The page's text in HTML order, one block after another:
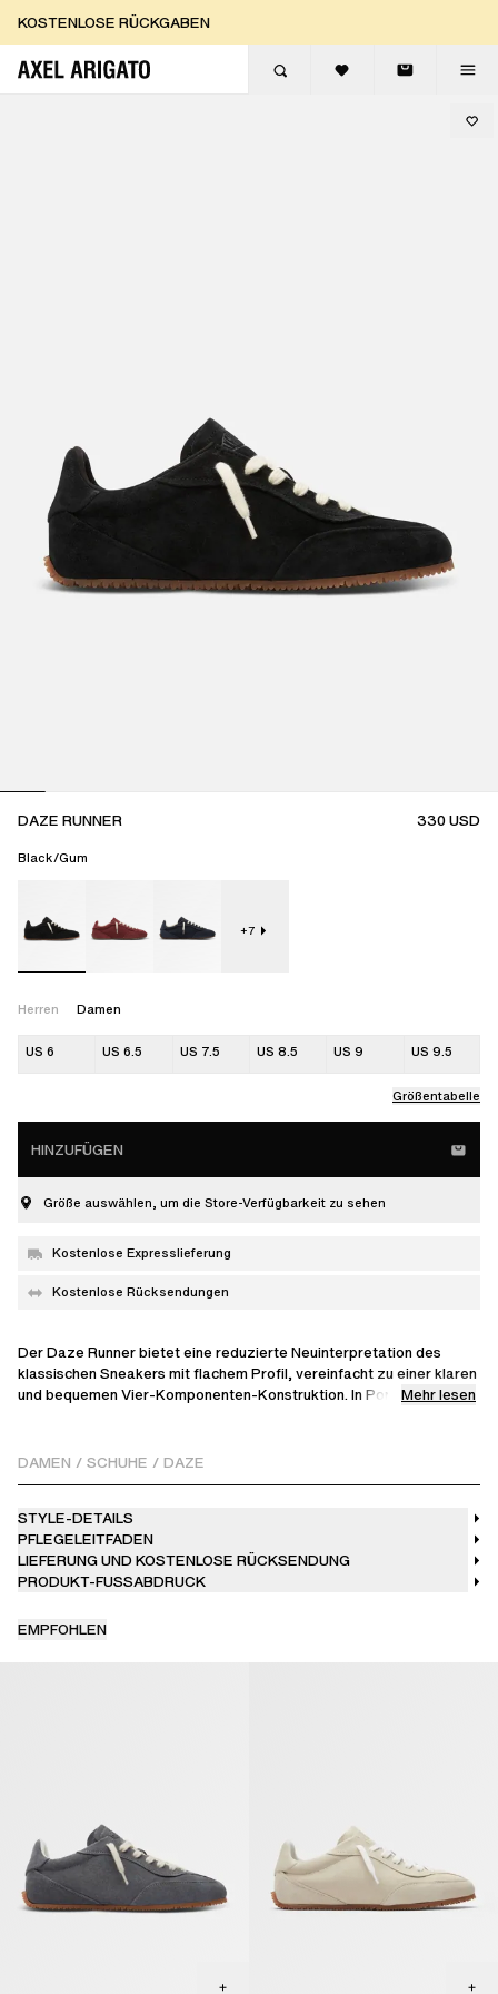
Zum Inhalt springen
KOSTENLOSE RÜCKGABEN
KOSTENLOSE EXPRESSLIEFERUNG
DAZE RUNNER 330USD
Black/Gum
+7
Herren Damen
US 6 US 6.5 US 7.5 US 8.5 US 9 US 9.5
Größentabelle
HINZUFÜGEN
Größe auswählen, um die Store-Verfügbarkeit zu sehen
Kostenlose Expresslieferung
Kostenlose Rücksendungen
Der Daze Runner bietet eine reduzierte Neuinterpretation des
klassischen Sneakers mit flachem Profil, vereinfacht zu einer klaren
und bequemen Vier-Komponenten-Konstruktion. In Portugal
Markenlogo auf der Zunge versehen und ruht auf einer
strickinspirierten Gummisohle.
Mehr lesen
DAMEN / SCHUHE / DAZE
STYLE-DETAILS
PFLEGELEITFADEN
LIEFERUNG UND KOSTENLOSE RÜCKSENDUNG
PRODUKT-FUSSABDRUCK
EMPFOHLEN